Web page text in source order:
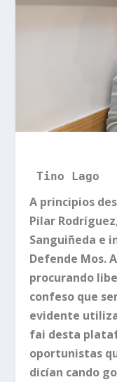
Tino Lago
A principios
Pilar
Sanguiñeda e
Defende Mos.
procurando
confeso que
evidente
fai desta
oportunistas
dicían cando